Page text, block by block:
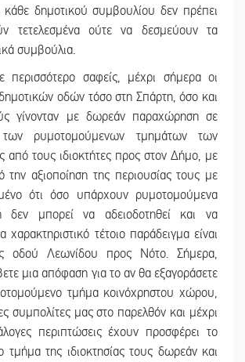
δημοτικού συμβουλίου δεν πρέπει
τετελεσμένα ούτε να δεσμεύουν τα
συμβούλια.
περισσότερο σαφείς, μέχρι σήμερα οι
δημοτικών οδών τόσο στη Σπάρτη, όσο και
γίνονταν με δωρεάν παραχώρηση σε
ρυμοτομούμενων τμημάτων των
από τους ιδιοκτήτες προς στον Δήμο, με
αξιοποίηση της περιουσίας τους με
ότι όσο υπάρχουν ρυμοτομούμενα
δεν μπορεί να αδειοδοτηθεί και να
χαρακτηριστικό τέτοιο παράδειγμα είναι
οδού Λεωνίδου προς Νότο. Σήμερα,
μια απόφαση για το αν θα εξαγοράσετε
τμήμα κοινόχρηστου χώρου,
συμπολίτες μας στο παρελθόν και μέχρι
περιπτώσεις έχουν προσφέρει το
τμήμα της ιδιοκτησίας τους δωρεάν και